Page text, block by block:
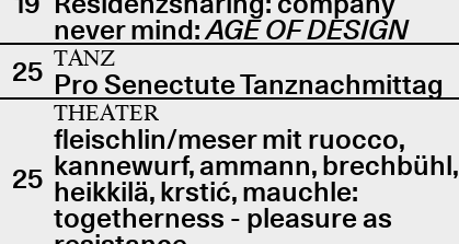
never mind:AGE OF DESIGN
25 TANZ
Pro Senectute Tanznachmittag
25
THEATER
fleischlin/meser mit ruocco,
kannewurf, ammann, brechbühl,
heikkilä, krstić, mauchle:
togetherness - pleasure as